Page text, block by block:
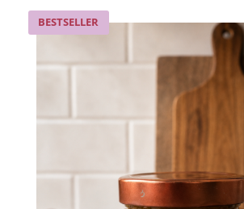
BESTSELLER